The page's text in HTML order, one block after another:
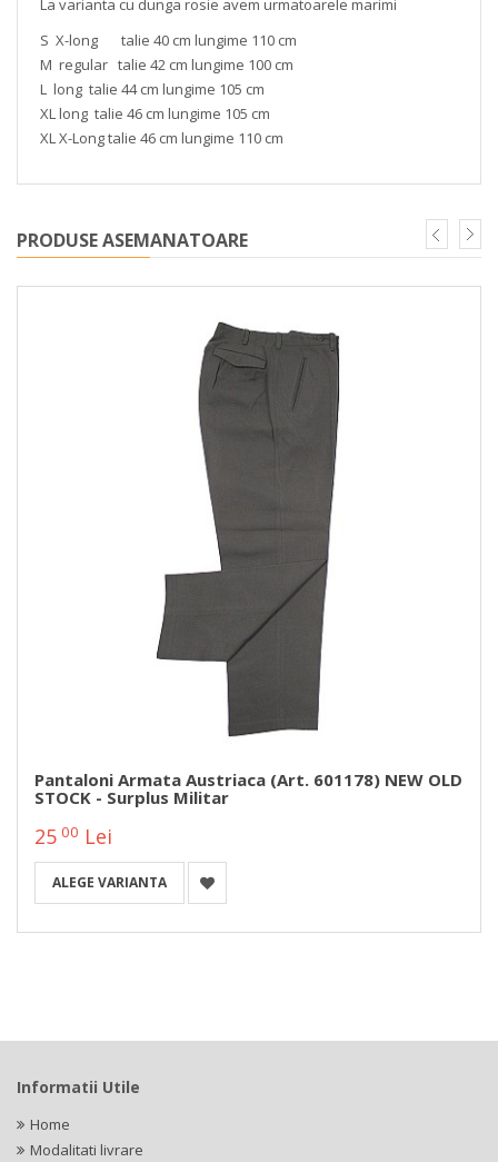
La varianta cu dunga rosie avem urmatoarele marimi
S X-long talie 40 cm lungime 110 cm
M regular talie 42 cm lungime 100 cm
L long talie 44 cm lungime 105 cm
XL long talie 46 cm lungime 105 cm
XL X-Long talie 46 cm lungime 110 cm
PRODUSE ASEMANATOARE
Pantaloni Armata Austriaca (Art. 601178) NEW OLD
STOCK - Surplus Militar
25 00 Lei
ALEGE VARIANTA
Informatii Utile
Home
Modalitati livrare